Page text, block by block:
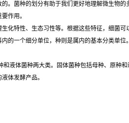
。菌种的划分有助于我们更好地理解微生物的
作用。
特性、生态习性等。根据这些特征，细菌可
的一个细分单位，种则是属内的基本分类单位
液体菌种两大类。固体菌种包括母种、原种和
体发酵产品。